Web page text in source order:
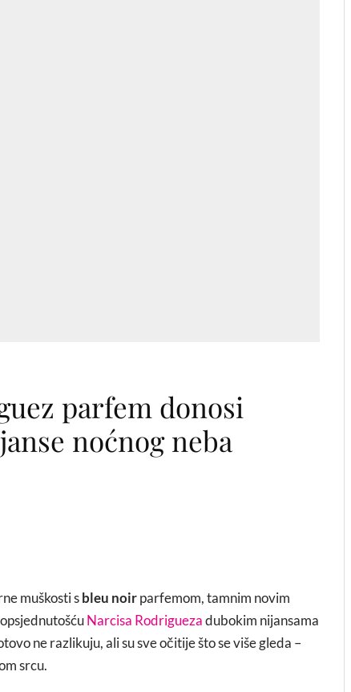
parfem donosi
noćnog neba
muškosti sbleu noirparfemom, tamnim novim
Narcisa Rodriguezadubokim nijansama
ne razlikuju, ali su sve očitije što se više gleda –
srcu.